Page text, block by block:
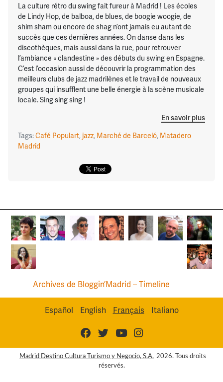
La culture rétro du swing fait fureur à Madrid ! Les écoles
de Lindy Hop, de balboa, de blues, de boogie woogie, de
shim sham ou encore de shag n’ont jamais eu autant de
succès que ces dernières années. On danse dans les
discothèques, mais aussi dans la rue, pour retrouver
l’ambiance « clandestine » des débuts du swing en Espagne.
C’est l’occasion aussi de découvrir la programmation des
meilleurs clubs de jazz madrilènes et le travail de nouveaux
groupes qui insufflent une belle énergie à la scène musicale
locale. Sing sing sing !
En savoir plus
Tags:Café Populart, jazz, Marché de Barceló, Matadero
Madrid
Archives de Bloggin’Madrid – Timeline
Español English Français Italiano
Madrid Destino Cultura Turismo y Negocio, S.A. 2026. Tous droits
réservés.